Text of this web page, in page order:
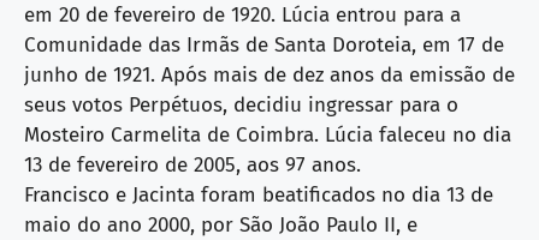
em 20 de fevereiro de 1920. Lúcia entrou para a
Comunidade das Irmãs de Santa Doroteia, em 17 de
junho de 1921. Após mais de dez anos da emissão de
seus votos Perpétuos, decidiu ingressar para o
Mosteiro Carmelita de Coimbra. Lúcia faleceu no dia
13 de fevereiro de 2005, aos 97 anos.
Francisco e Jacinta foram beatificados no dia 13 de
maio do ano 2000, por São João Paulo II, e